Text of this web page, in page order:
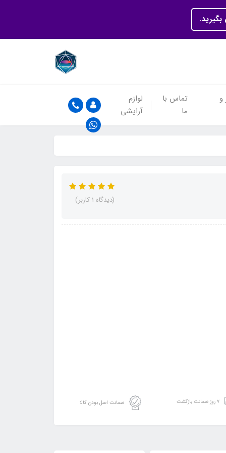
و
تماس با
ما
لوازم
آرایشی
(دیدگاه 1 کاربر)
۷ روز ضمانت بازگشت ضمانت اصل بودن کالا